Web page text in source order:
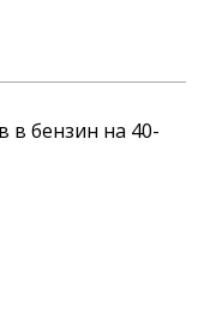
в бензин на 40-